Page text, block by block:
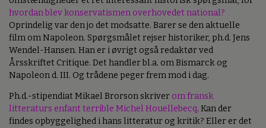
hvordan blev konservatismen overhovedet national?
Oprindelig var den jo det modsatte. Barer se den aktuelle
film om Napoleon. Spørgsmålet rejser historiker, ph.d. Jens
Wendel-Hansen. Han er i øvrigt også redaktør ved
Årsskriftet Critique. Det handler bl.a. om Bismarck og
Napoleon d. III. Og trådene peger frem mod i dag.
Ph.d.-stipendiat Mikael Brorson skriver om fransk
litteraturs enfant terrible Michel Houellebecq. Kan der
findes opbyggelighed i hans litteratur og kritik? Eller er det